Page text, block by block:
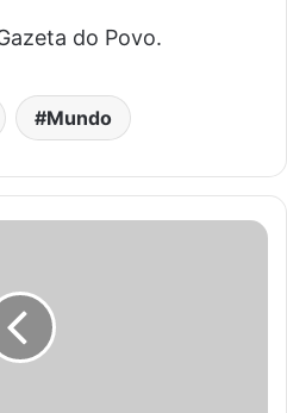
do Povo.
Mundo